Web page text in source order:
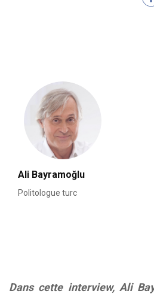
Ali Bayramoğlu
Politologue turc
Dans cette interview, Ali